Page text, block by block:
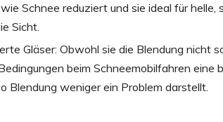
Schnee reduziert und sie ideal für
Sicht.
Gläser: Obwohl sie die Blendung nicht
beim Schneemobilfahren
Blendung weniger ein Problem darstellt.